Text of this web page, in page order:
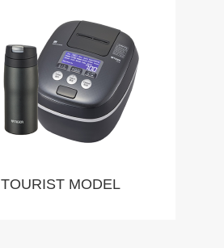
TOURIST MODEL